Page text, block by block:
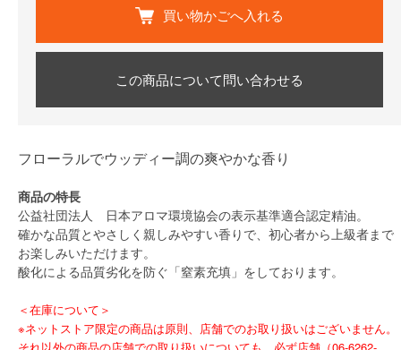
買い物かごへ入れる
この商品について問い合わせる
フローラルでウッディー調の爽やかな香り
商品の特長
公益社団法人 日本アロマ環境協会の表示基準適合認定精油。
確かな品質とやさしく親しみやすい香りで、初心者から上級者まで
お楽しみいただけます。
酸化による品質劣化を防ぐ「窒素充填」をしております。
＜在庫について＞
※ネットストア限定の商品は原則、店舗でのお取り扱いはございません。